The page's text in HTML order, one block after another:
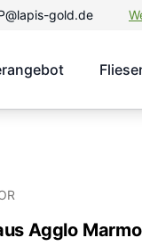
gold.de
Agglo